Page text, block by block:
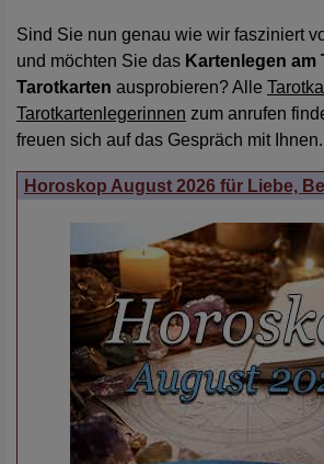
Sind Sie nun genau wie wir fasziniert
und möchten Sie das Kartenlegen am
Tarotkarten ausprobieren? Alle
Tarotkartenlegerinnen zum anrufen
freuen sich auf das Gespräch mit Ihnen.
Horoskop August 2026 für Liebe,